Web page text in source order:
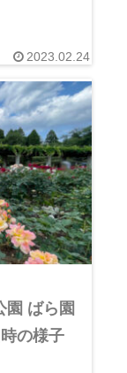
2023.02.24
園 ばら園
の様子